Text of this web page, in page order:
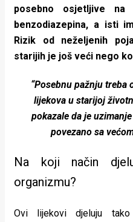
Aktivizam
Aktuelnosti
Promo
About
Urban
posebno osjetljive na
benzodiazepina, a isti
Rizik od neželjenih
starijih je još veći nego
“Posebnu pažnju
lijekova u starijoj
pokazale da je
povezano sa
Na koji način
organizmu?
Ovi lijekovi djeluju